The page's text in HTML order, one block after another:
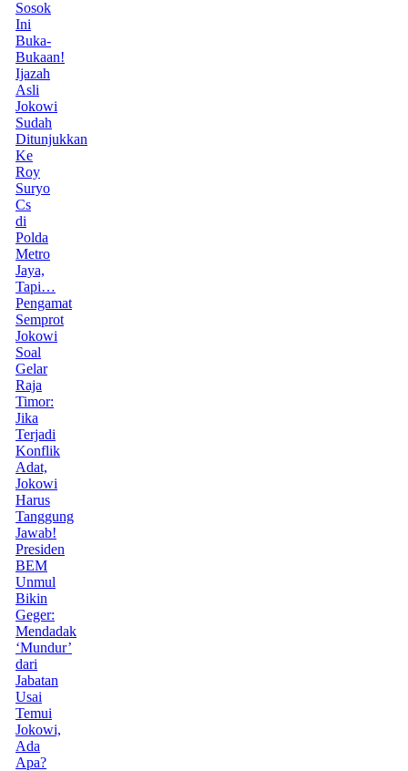
Sosok
Ini
Buka-
Bukaan!
Ijazah
Asli
Jokowi
Sudah
Ditunjukkan
Ke
Roy
Suryo
Cs
di
Polda
Metro
Jaya,
Tapi…
Pengamat
Semprot
Jokowi
Soal
Gelar
Raja
Timor:
Jika
Terjadi
Konflik
Adat,
Jokowi
Harus
Tanggung
Jawab!
Presiden
BEM
Unmul
Bikin
Geger:
Mendadak
‘Mundur’
dari
Jabatan
Usai
Temui
Jokowi,
Ada
Apa?